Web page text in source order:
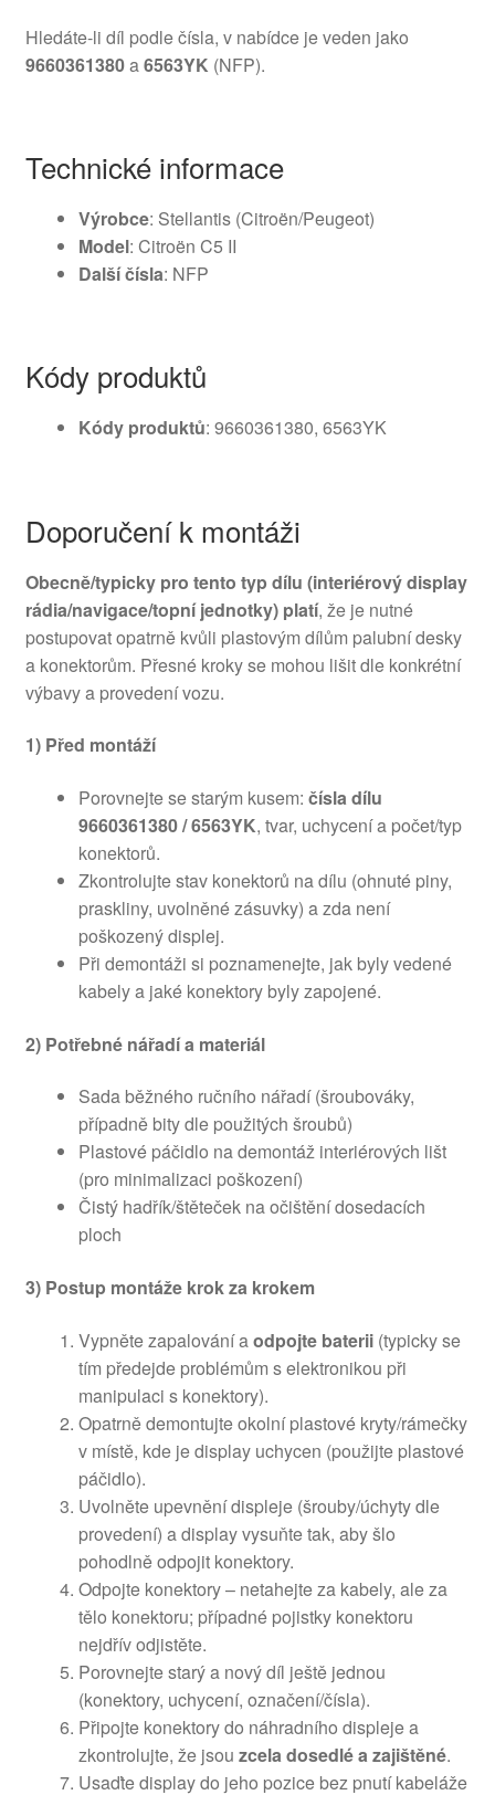
Hledáte-li díl podle čísla, v nabídce je veden jako
9660361380a6563YK (NFP).
Technické informace
Výrobce: Stellantis (Citroën/Peugeot)
Model: Citroën C5 II
Další čísla: NFP
Kódy produktů
Kódy produktů: 9660361380, 6563YK
Doporučení k montáži
Obecně/typicky pro tento typ dílu (interiérový display
rádia/navigace/topní jednotky) platí, že je nutné
postupovat opatrně kvůli plastovým dílům palubní desky
a konektorům. Přesné kroky se mohou lišit dle konkrétní
výbavy a provedení vozu.
1) Před montáží
Porovnejte se starým kusem: čísla dílu
9660361380 / 6563YK, tvar, uchycení a počet/typ
konektorů.
Zkontrolujte stav konektorů na dílu (ohnuté piny,
praskliny, uvolněné zásuvky) a zda není
poškozený displej.
Při demontáži si poznamenejte, jak byly vedené
kabely a jaké konektory byly zapojené.
2) Potřebné nářadí a materiál
Sada běžného ručního nářadí (šroubováky,
případně bity dle použitých šroubů)
Plastové páčidlo na demontáž interiérových lišt
(pro minimalizaci poškození)
Čistý hadřík/štěteček na očištění dosedacích
ploch
3) Postup montáže krok za krokem
Vypněte zapalování a odpojte baterii(typicky se
tím předejde problémům s elektronikou při
manipulaci s konektory).
Opatrně demontujte okolní plastové kryty/rámečky
v místě, kde je display uchycen (použijte plastové
páčidlo).
Uvolněte upevnění displeje (šrouby/úchyty dle
provedení) a display vysuňte tak, aby šlo
pohodlně odpojit konektory.
Odpojte konektory – netahejte za kabely, ale za
tělo konektoru; případné pojistky konektoru
nejdřív odjistěte.
Porovnejte starý a nový díl ještě jednou
(konektory, uchycení, označení/čísla).
Připojte konektory do náhradního displeje a
zkontrolujte, že jsou zcela dosedlé a zajištěné.
Usaďte display do jeho pozice bez pnutí kabeláže